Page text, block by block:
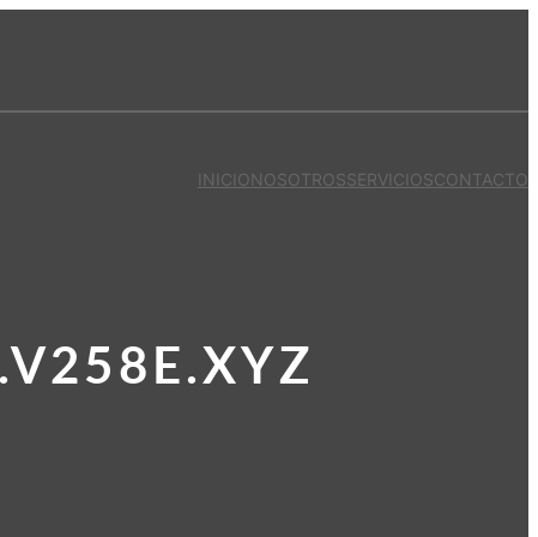
INICIONOSOTROSSERVICIOSCONTACTO